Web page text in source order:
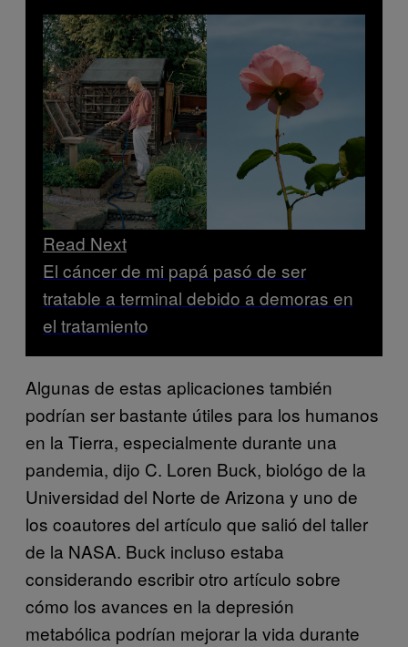
Read Next
El cáncer de mi papá pasó de ser
tratable a terminal debido a demoras en
el tratamiento
Algunas de estas aplicaciones también
podrían ser bastante útiles para los humanos
en la Tierra, especialmente durante una
pandemia, dijo C. Loren Buck, biológo de la
Universidad del Norte de Arizona y uno de
los coautores del artículo que salió del taller
de la NASA. Buck incluso estaba
considerando escribir otro artículo sobre
cómo los avances en la depresión
metabólica podrían mejorar la vida durante